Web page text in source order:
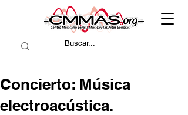
Concierto: Música
electroacústica.